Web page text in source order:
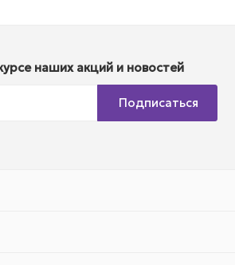
наших акций и новостей
Подписаться